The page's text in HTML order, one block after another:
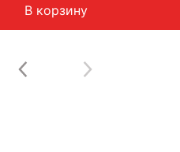
В корзину